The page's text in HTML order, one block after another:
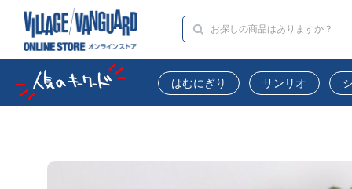
はむにぎり サンリオ